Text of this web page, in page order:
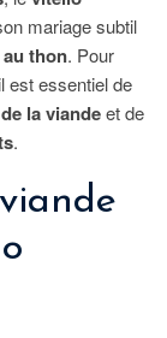
mariage subtil
thon. Pour
est essentiel de
la viandeet de
.